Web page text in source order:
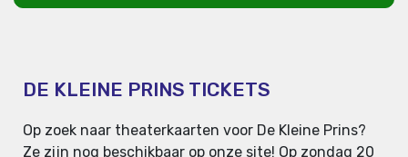
DE KLEINE PRINS TICKETS
Op zoek naar theaterkaarten voor De Kleine Prins?
Ze zijn nog beschikbaar op onze site! Op zondag 20